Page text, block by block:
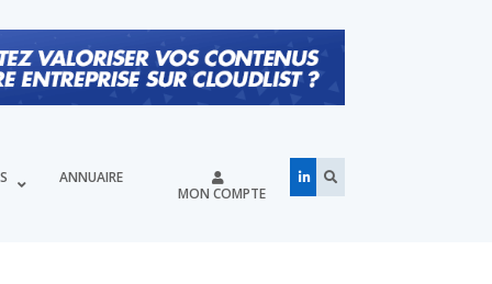
ANNUAIRE
MON COMPTE